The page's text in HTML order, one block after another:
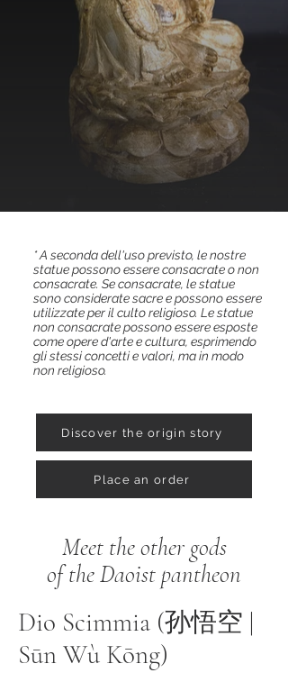
* A seconda dell'uso previsto, le nostre
statue possono essere consacrate o non
consacrate. Se consacrate, le statue
sono considerate sacre e possono essere
utilizzate per il culto religioso. Le statue
non consacrate possono essere esposte
come opere d'arte e cultura, esprimendo
gli stessi concetti e valori, ma in modo
non religioso.
Discover the origin story
Place an order
Meet the other gods
of the Daoist pantheon
Dio Scimmia (孙悟空 |
Sūn Wù Kōng)